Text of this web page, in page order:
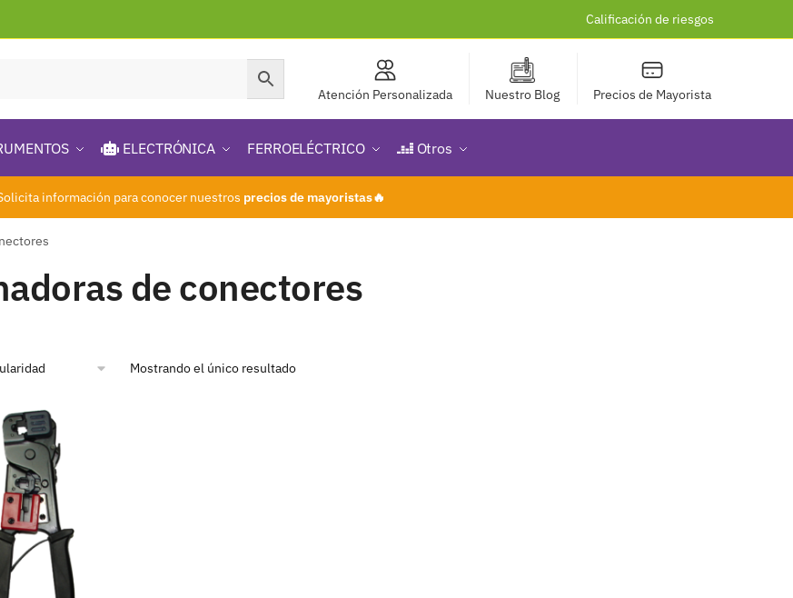
Calificación de riesgos
Atención Personalizada Nuestro Blog Precios de Mayorista
ELECTRÓNICA FERROELÉCTRICO Otros
información para conocer nuestros precios de mayoristas🔥
de conectores
Mostrando el único resultado